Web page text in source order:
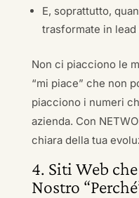
E, soprattutto,
trasformate in
Non ci piacciono le
“mi piace” che non
piacciono i numeri
azienda. Con
chiara della tua
4. Siti Web
Nostro